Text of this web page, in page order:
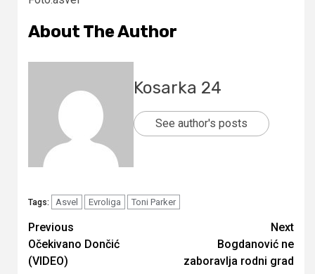
About The Author
Kosarka 24
See author's posts
Tags: Asvel Evroliga Toni Parker
Continue
Reading
Previous
Očekivano Dončić
(VIDEO)
Next
Bogdanović ne
zaboravlja rodni grad